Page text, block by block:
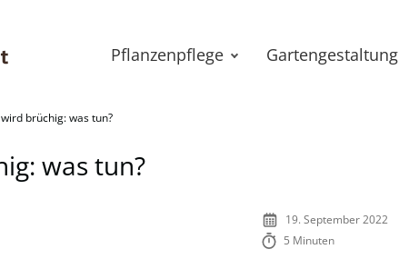
Pflanzenpflege Gartengestaltung
brüchig: was tun?
was tun?
19. September 2022
5 Minuten